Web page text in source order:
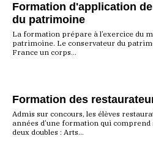
Formation d'application
du patrimoine
La formation prépare à l’exercice du
patrimoine. Le conservateur du
France un corps...
Formation des
Admis sur concours, les élèves
années d’une formation qui
deux doubles : Arts...